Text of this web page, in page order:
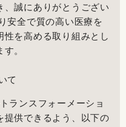
、誠にありがとうござい
安全で質の高い医療を
を高める取り組みとし
。
て
ランスフォーメーショ
提供できるよう、以下の